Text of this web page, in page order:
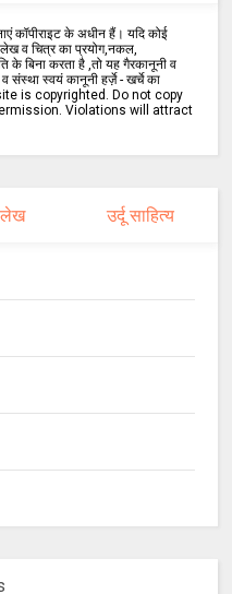
कॉपीराइट के अधीन हैं। यदि कोई
व चित्र का प्रयोग,नकल,
बिना करता है ,तो यह गैरकानूनी व
संस्था स्वयं कानूनी हर्ज़े - खर्चे का
is copyrighted. Do not copy
Violations will attract
लेख उर्दू साहित्य